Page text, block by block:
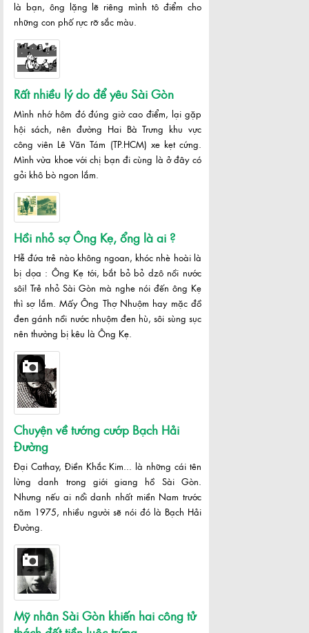
là bạn, ông lặng lẽ riêng mình tô điểm cho
những con phố rực rỡ sắc màu.
Rất nhiều lý do để yêu Sài Gòn
Mình nhớ hôm đó đúng giờ cao điểm, lại gặp
hội sách, nên đường Hai Bà Trưng khu vực
công viên Lê Văn Tám (TP.HCM) xe kẹt cứng.
Mình vừa khoe với chị bạn đi cùng là ở đây có
gỏi khô bò ngon lắm.
Hồi nhỏ sợ Ông Kẹ, ổng là ai ?
Hễ đứa trẻ nào không ngoan, khóc nhè hoài là
bị dọa : Ông Kẹ tới, bắt bỏ bỏ dzô nồi nước
sôi! Trẻ nhỏ Sài Gòn mà nghe nói đến ông Kẹ
thì sợ lắm. Mấy Ông Thợ Nhuộm hay mặc đồ
đen gánh nồi nước nhuộm đen hù, sôi sùng sục
nên thường bị kêu là Ông Kẹ.
Chuyện về tướng cướp Bạch Hải
Đường
Đại Cathay, Điền Khắc Kim... là những cái tên
lừng danh trong giới giang hồ Sài Gòn.
Nhưng nếu ai nổi danh nhất miền Nam trước
năm 1975, nhiều người sẽ nói đó là Bạch Hải
Đường.
Mỹ nhân Sài Gòn khiến hai công tử